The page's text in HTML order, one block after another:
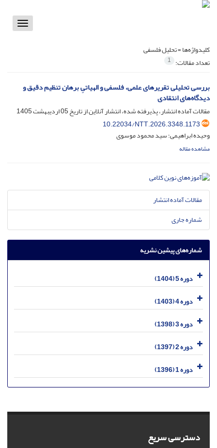
Toggle
کلیدواژه‌ها =تحلیل فلسفی
تعداد مقالات: 1
بررسی تحلیلی تقریرهای علمی، فلسفی و الهیاتیِ برهان تنظیم دقیق و
دیدگاه‌های انتقادی
مقالات آماده انتشار، پذیرفته شده، انتشار آنلاین از تاریخ05 اردیبهشت 1405
10.22034/NTT.2026.3348.1173
وحیده ابراهیمی؛ سید محمود موسوی
مشاهده مقاله
مقالات آماده انتشار
شماره جاری
شماره‌های پیشین نشریه
دوره 5 (1404)
دوره 4 (1403)
دوره 3 (1398)
دوره 2 (1397)
دوره 1 (1396)
دسترسی سریع